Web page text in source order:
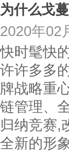
为什么戈
2020年02
快时髦快
许许多多
牌战略重
链管理、
归纳竞赛,
全新的形